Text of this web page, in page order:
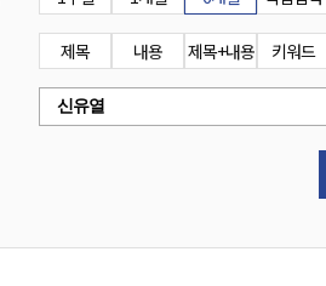
제목 내용 제목+내용 키워드